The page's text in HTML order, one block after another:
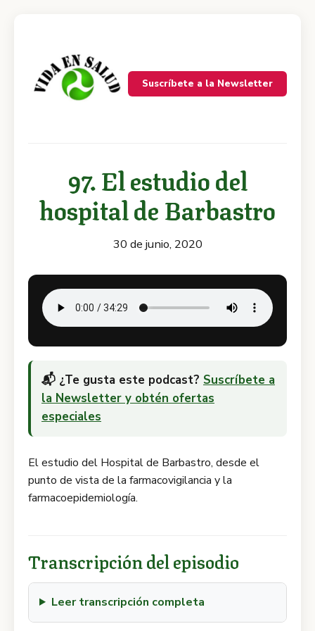
Suscríbete a la Newsletter
97. El estudio del
hospital de Barbastro
30 de junio, 2020
📬 ¿Te gusta este podcast? Suscríbete a
la Newsletter y obtén ofertas
especiales
El estudio del Hospital de Barbastro, desde el
punto de vista de la farmacovigilancia y la
farmacoepidemiología.
Transcripción del episodio
Leer transcripción completa